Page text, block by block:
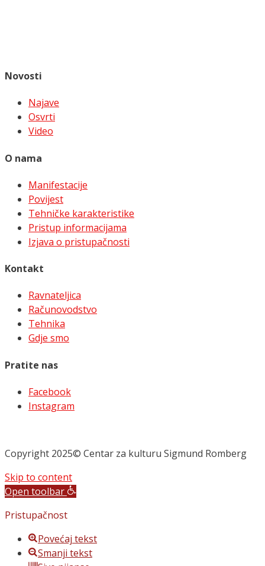
Novosti
Najave
Osvrti
Video
O nama
Manifestacije
Povijest
Tehničke karakteristike
Pristup informacijama
Izjava o pristupačnosti
Kontakt
Ravnateljica
Računovodstvo
Tehnika
Gdje smo
Pratite nas
Facebook
Instagram
Copyright 2025© Centar za kulturu Sigmund Romberg
Skip to content
Open toolbar
Pristupačnost
Povećaj tekst
Smanji tekst